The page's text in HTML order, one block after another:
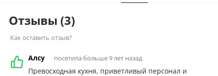
Отзывы (3)
Как оставить отзыв?
Алсу посетила больше 9 лет назад
Превосходная кухня, приветливый персонал и